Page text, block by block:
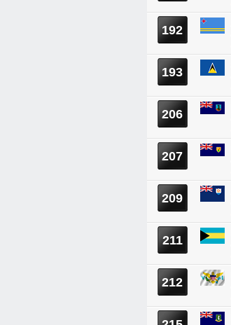
192
193
206
207
209
211
212